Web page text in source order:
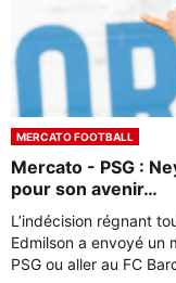
MERCATO FOOTBALL
Mercato - PSG :
pour son avenir…
L’indécision régnant
Edmilson a envoyé un
PSG ou aller au FC